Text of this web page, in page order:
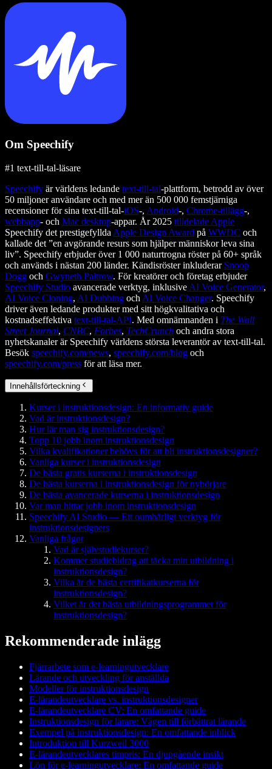
Om Speechify
#1 text-till-tal-läsare
Speechify är världens ledande text-till-tal-plattform, betrodd av över
50 miljoner användare och med mer än 500 000 femstjärniga
recensioner för sina text-till-tal-iOS-, Android-, Chrome-tillägg-,
webbapp- och Mac desktop-appar. År 2025 tilldelade Apple
Speechify det prestigefyllda Apple Design Award på WWDC och
kallade det ”en avgörande resurs som hjälper människor leva sina
liv”. Speechify erbjuder över 1 000 naturtrogna röster på 60+ språk
och används i nästan 200 länder. Kändisröster inkluderar Snoop
Dogg och Gwyneth Paltrow. För kreatörer och företag erbjuder
Speechify Studio avancerade verktyg, inklusive AI Voice Generator,
AI Voice Cloning, AI Dubbing och AI Voice Changer. Speechify
driver även ledande produkter med sitt högkvalitativa och
kostnadseffektiva text-till-tal-API. Med omnämnanden i The Wall
Street Journal, CNBC, Forbes, TechCrunch och andra stora
nyhetskanaler är Speechify världens största leverantör av text-till-tal.
Besök speechify.com/news, speechify.com/blog och
speechify.com/press för att läsa mer.
Innehållsförteckning
Kurser i instruktionsdesign: En informativ guide
Vad är instruktionsdesign?
Hur lär man sig instruktionsdesign?
Topp 10 jobb inom instruktionsdesign
Vilka kvalifikationer behövs för att bli instruktionsdesigner?
Vanliga kurser i instruktionsdesign
De bästa gratis kurserna i instruktionsdesign
De bästa kurserna i instruktionsdesign för nybörjare
De bästa avancerade kurserna i instruktionsdesign
Var man hittar jobb inom instruktionsdesign
Speechify AI Studio — Ett oumbärligt verktyg för
instruktionsdesigners
Vanliga frågor
Vad är självstudiekurser?
Kommer studiebidrag att täcka min utbildning i
instruktionsdesign?
Vilka är de bästa certifikatkurserna för
instruktionsdesign?
Vilket är det bästa utbildningsprogrammet för
instruktionsdesign?
Rekommenderade inlägg
Fjärrarbete som e-learningutvecklare
Lärande och utveckling för anställda
Modeller för instruktionsdesign
E-lärandeutvecklare vs. instruktionsdesigner
E-lärandeutvecklare CV: En omfattande guide
Instruktionsdesign för lärare: Vägen till förbättrat lärande
Exempel på instruktionsdesign: En omfattande inblick
Introduktion till Kurzweil 3000
E-lärandeutvecklares timpris: En djupgående insikt
Lön för e-learningutvecklare: En omfattande guide